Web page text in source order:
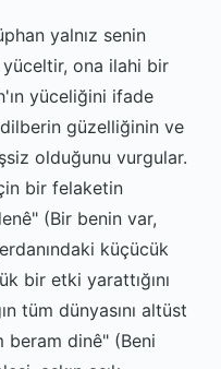
yalnız senin
yüceltir, ona ilahi bir
yüceliğini ifade
güzelliğinin ve
olduğunu vurgular.
bir felaketin
(Bir benin var,
küçücük
bir etki yarattığını
tüm dünyasını altüst
beram dinê" (Beni